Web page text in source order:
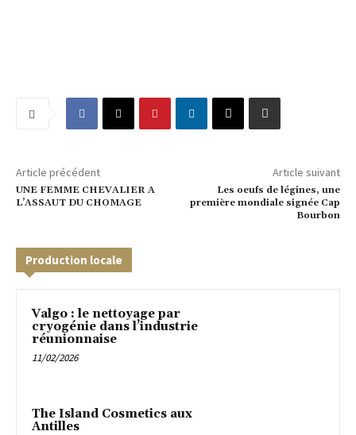
Article précédent
UNE FEMME CHEVALIER A
L’ASSAUT DU CHOMAGE
Article suivant
Les oeufs de légines, une
première mondiale signée Cap
Bourbon
Production locale
Valgo : le nettoyage par
cryogénie dans l’industrie
réunionnaise
11/02/2026
The Island Cosmetics aux
Antilles